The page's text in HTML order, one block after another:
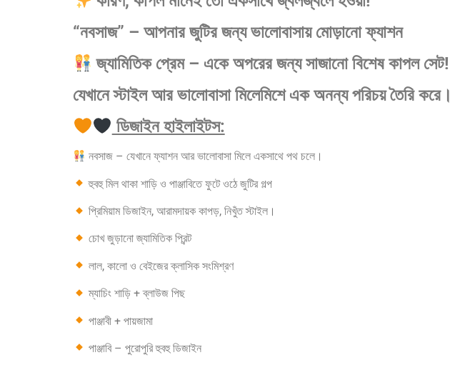
“নবসাজ” – আপনার জুটির জন্য ভালোবাসায় মোড়ানো ফ্যাশন
জ্যামিতিক প্রেম – একে অপরের জন্য সাজানো বিশেষ কাপল সেট!
যেখানে স্টাইল আর ভালোবাসা মিলেমিশে এক অনন্য পরিচয় তৈরি করে।
ডিজাইন হাইলাইটস:
নবসাজ – যেখানে ফ্যাশন আর ভালোবাসা মিলে একসাথে পথ চলে।
হুবহু মিল থাকা শাড়ি ও পাঞ্জাবিতে ফুটে ওঠে জুটির গল্প
প্রিমিয়াম ডিজাইন, আরামদায়ক কাপড়, নিখুঁত স্টাইল।
চোখ জুড়ানো জ্যামিতিক প্রিন্ট
লাল, কালো ও বেইজের ক্লাসিক সংমিশ্রণ
ম্যাচিং শাড়ি + ব্লাউজ পিছ
পাঞ্জাবী + পায়জামা
পাঞ্জাবি – পুরোপুরি হুবহু ডিজাইন